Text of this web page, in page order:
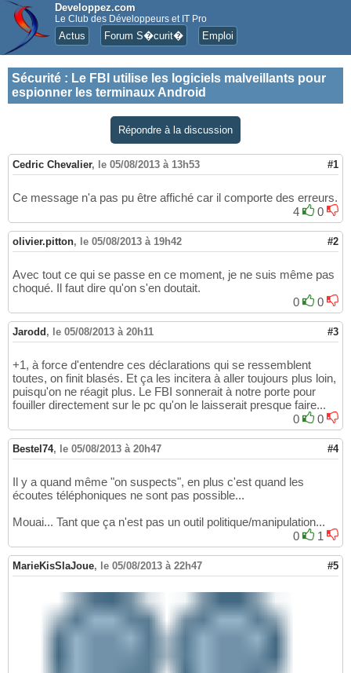
Developpez.com
Le Club des Développeurs et IT Pro
Actus Forum S�curit� Emploi
Sécurité : Le FBI utilise les logiciels malveillants pour
espionner les terminaux Android
Répondre à la discussion
Cedric Chevalier, le 05/08/2013 à 13h53 #1
Ce message n'a pas pu être affiché car il comporte des erreurs.
4
0
olivier.pitton, le 05/08/2013 à 19h42 #2
Avec tout ce qui se passe en ce moment, je ne suis même pas
choqué. Il faut dire qu'on s'en doutait.
0
0
Jarodd , le 05/08/2013 à 20h11 #3
+1, à force d'entendre ces déclarations qui se ressemblent
toutes, on finit blasés. Et ça les incitera à aller toujours plus loin,
puisqu'on ne réagit plus. Le FBI sonnerait à notre porte pour
fouiller directement sur le pc qu'on le laisserait presque faire...
0
0
Bestel74, le 05/08/2013 à 20h47 #4
Il y a quand même "on suspects", en plus c'est quand les
écoutes téléphoniques ne sont pas possible...
Mouai... Tant que ça n'est pas un outil politique/manipulation...
0
1
MarieKisSlaJoue, le 05/08/2013 à 22h47 #5